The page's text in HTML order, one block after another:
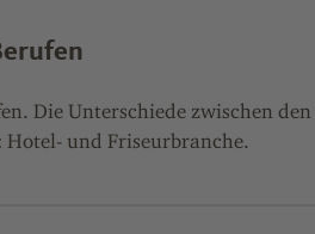
Die Unterschiede zwischen
und Friseurbranche.